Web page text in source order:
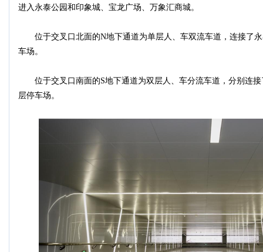
进入永泰公园和印象城、宝龙广场、万象汇商城。
位于交叉口北面的N地下通道为单层人、车双流车道，连接了永
车场。
位于交叉口南面的S地下通道为双层人、车分流车道，分别连接
层停车场。